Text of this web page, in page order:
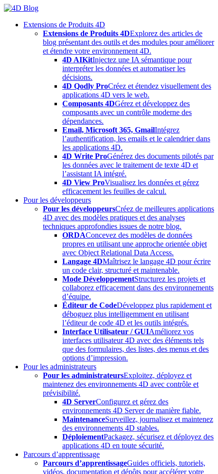
Skip
contentExtensions de Produits 4D
Extensions de Produits 4DExplorez des articles de
blog présentant des outils et des modules pour améliorer
et étendre votre environnement 4D.
4D AIKitInjectez une IA sémantique pour
interpréter les données et automatiser les
décisions.
4D Qodly ProCréez et étendez visuellement des
applications 4D vers le web.
Composants 4DGérez et développez des
composants avec un contrôle moderne des
dépendances.
Email, Microsoft 365, GmailIntégrez
l’authentification, les emails et le calendrier dans
les applications 4D.
4D Write ProGénérez des documents pilotés par
les données avec le traitement de texte 4D et
l’assistant IA intégré.
4D View ProVisualisez les données et gérez
efficacement les feuilles de calcul.
Pour les développeurs
Pour les développeursCréez de meilleures applications
4D avec des modèles pratiques et des analyses
techniques approfondies issues de notre blog.
ORDAConcevez des modèles de données
propres en utilisant une approche orientée objet
avec Object Relational Data Access.
Langage 4DMaîtrisez le langage 4D pour écrire
un code clair, structuré et maintenable.
Mode DéveloppementStructurez les projets et
collaborez efficacement dans des environnements
d’équipe.
Éditeur de CodeDéveloppez plus rapidement et
déboguez plus intelligemment en utilisant
l’éditeur de code 4D et les outils intégrés.
Interface Utilisateur / GUIAméliorez vos
interfaces utilisateur 4D avec des éléments tels
que des formulaires, des listes, des menus et des
options d’impression.
Pour les administrateurs
Pour les administrateursExploitez, déployez et
maintenez des environnements 4D avec contrôle et
prévisibilité.
4D ServerConfigurez et gérez des
environnements 4D Server de manière fiable.
MaintenanceSurveillez, journalisez et maintenez
des environnements 4D stables.
DéploiementPackagez, sécurisez et déployez des
applications 4D en toute sécurité.
Parcours d’apprentissage
Parcours d’apprentissageGuides officiels, tutoriels,
vidéos, documentation et dépôts pour accélérer votre